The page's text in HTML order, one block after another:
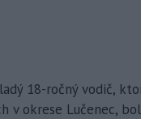
18-ročný vodič,
v okrese Lučenec,